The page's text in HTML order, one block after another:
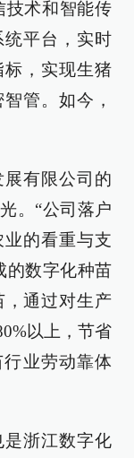
技术和智能传
平台，实时
标，实现生猪
管。如今，
有限公司的
。“公司落户
的看重与支
的数字化种苗
，通过对生产
以上，节省
业劳动靠体
浙江数字化